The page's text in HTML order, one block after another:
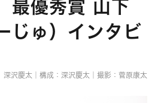
最優秀賞 山下
じゅ）インタビ
深沢慶太｜構成：深沢慶太｜撮影：菅原康太